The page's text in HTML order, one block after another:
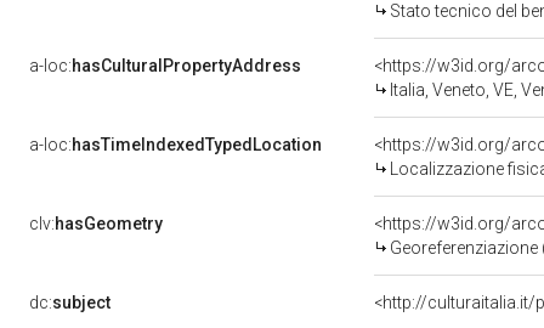
Stato tecnico del
a-loc:hasCulturalPropertyAddress
<https://w3id.org/
Italia, Veneto, VE,
a-loc:hasTimeIndexedTypedLocation
<https://w3id.org/
Localizzazione
clv:hasGeometry
<https://w3id.org/
dc:subject <http://culturaitalia.it/